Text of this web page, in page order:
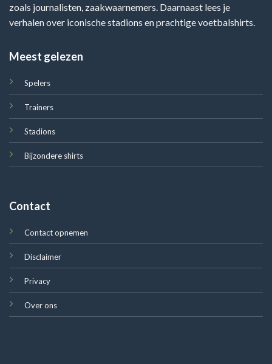
zoals journalisten, zaakwaarnemers. Daarnaast lees je
verhalen over iconische stadions en prachtige voetbalshirts.
Meest gelezen
Spelers
Trainers
Stadions
Bijzondere shirts
Contact
Contact opnemen
Disclaimer
Privacy
Over ons